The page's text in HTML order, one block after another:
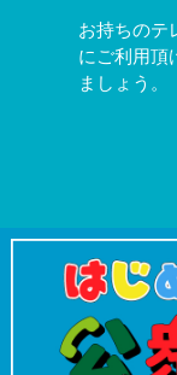
お持ちのテ
にご利用頂
ましょう。